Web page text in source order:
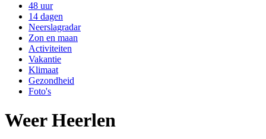
48 uur
14 dagen
Neerslagradar
Zon en maan
Activiteiten
Vakantie
Klimaat
Gezondheid
Foto's
Weer Heerlen